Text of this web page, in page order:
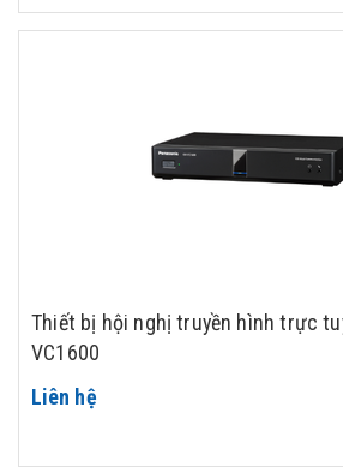
Thiết bị hội nghị truyền hình trực
VC1600
Liên hệ